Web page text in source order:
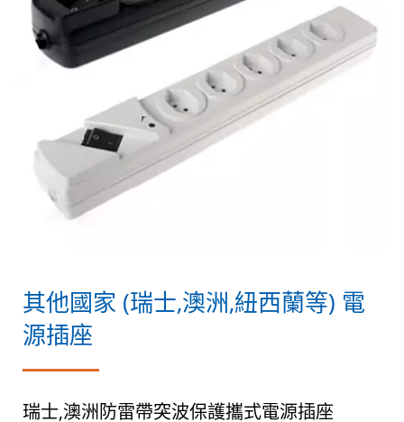
其他國家 (瑞士,澳洲,紐西蘭等) 電
源插座
瑞士,澳洲防雷帶突波保護攜式電源插座